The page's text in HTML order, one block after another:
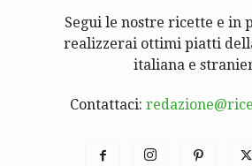
Segui le nostre ricette e in
realizzerai ottimi piatti
italiana e
Contattaci: